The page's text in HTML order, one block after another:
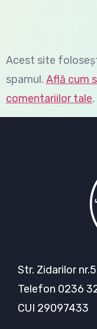
Acest site
spamul. Află cum
comentariilor tale.
Str. Zidarilor
Telefon 0236
CUI 29097433